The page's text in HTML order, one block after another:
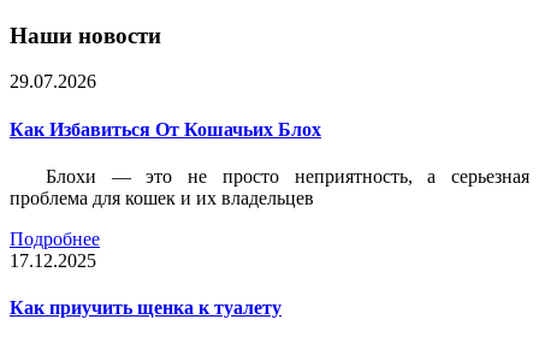
Наши новости
29.07.2026
Как Избавиться От Кошачьих Блох
Блохи — это не просто неприятность, а серьезная
проблема для кошек и их владельцев
Подробнее
17.12.2025
Как приучить щенка к туалету